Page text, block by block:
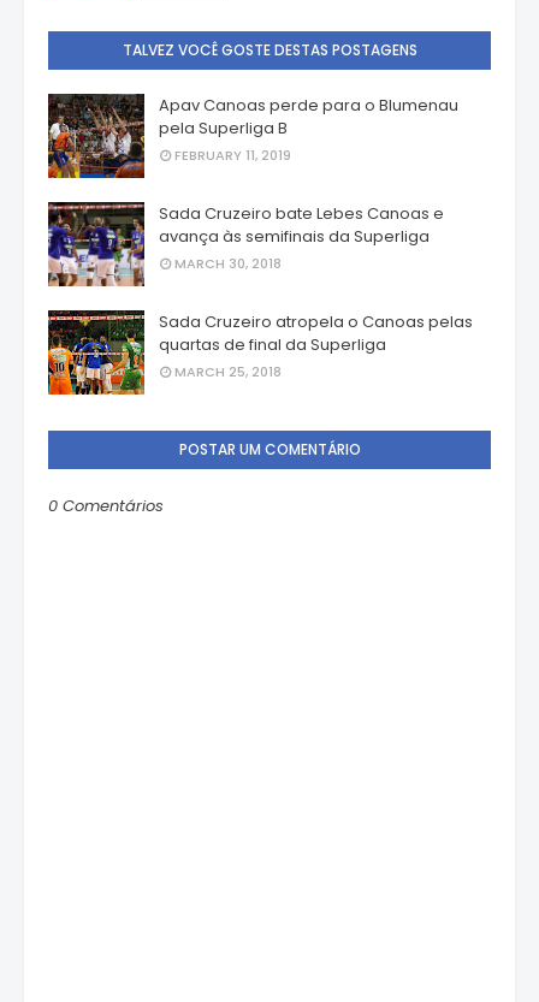
TALVEZ VOCÊ GOSTE DESTAS POSTAGENS
Apav Canoas perde para o Blumenau
pela Superliga B
FEBRUARY 11, 2019
Sada Cruzeiro bate Lebes Canoas e
avança às semifinais da Superliga
MARCH 30, 2018
Sada Cruzeiro atropela o Canoas pelas
quartas de final da Superliga
MARCH 25, 2018
POSTAR UM COMENTÁRIO
0 Comentários